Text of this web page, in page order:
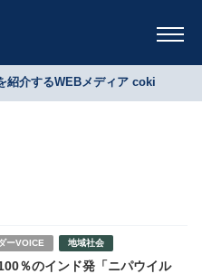
紹介するWEBメディア coki
ーVOICE 地域社会
％のインド発「ニパウイル